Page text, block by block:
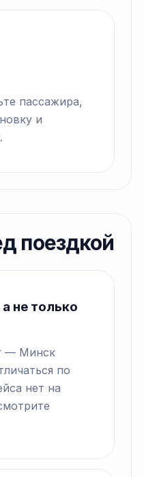
пассажира,
и
поездкой
не только
— Минск
по
нет на